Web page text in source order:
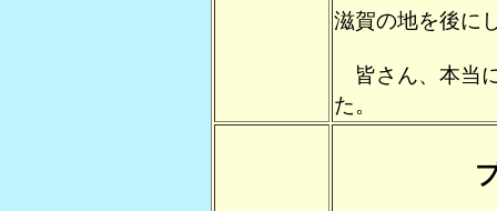
滋賀の地を後に
皆さん、本当
た。